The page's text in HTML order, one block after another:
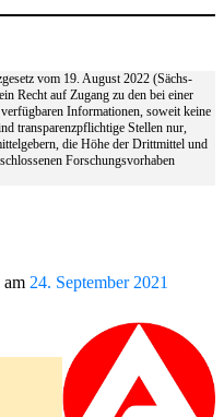
vom 19. August 2022 (Sächs-
Recht auf Zugang zu den bei einer
Informationen, soweit keine
transparenzpflichtige Stellen nur,
die Höhe der Drittmittel und
Forschungsvorhaben
am 24. September 2021